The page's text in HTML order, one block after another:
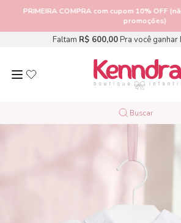
PRIMEIRA COMPRAcom cupom 10% OFF
promoções)
Faltam R$ 600,00Pra você ganhar